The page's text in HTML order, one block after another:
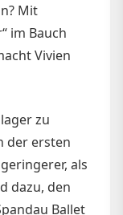
Mit
im Bauch
Vivien
zu
der ersten
als
dazu, den
Ballet